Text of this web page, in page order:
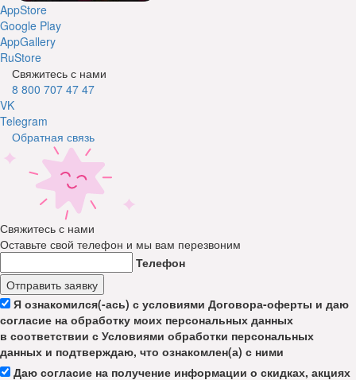
AppStore
Google Play
AppGallery
RuStore
Свяжитесь с нами
8 800 707 47 47
VK
Telegram
Обратная связь
Свяжитесь с нами
Оставьте свой телефон и мы вам перезвоним
Телефон
Отправить заявку
Я ознакомился(-ась) с условиями Договора-оферты и даю
согласие на обработку моих персональных данных
в соответствии с Условиями обработки персональных
данных и подтверждаю, что ознакомлен(а) с ними
Даю согласие на получение информации о скидках, акциях